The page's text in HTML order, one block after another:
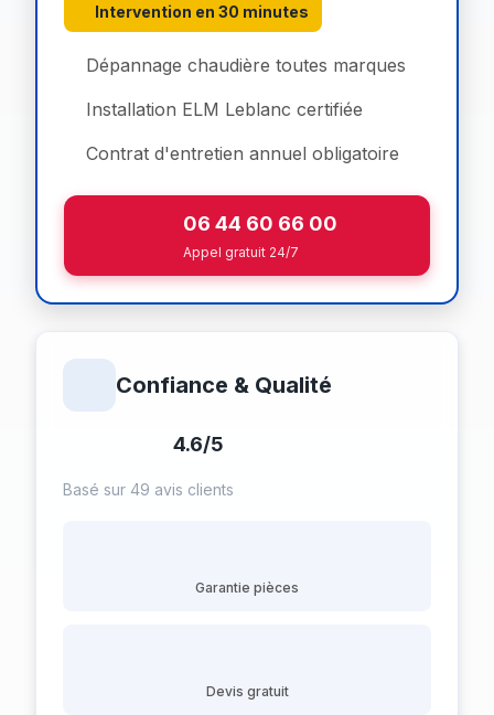
Intervention en 30 minutes
Dépannage chaudière toutes marques
Installation ELM Leblanc certifiée
Contrat d'entretien annuel obligatoire
06 44 60 66 00
Appel gratuit 24/7
Confiance & Qualité
4.6/5
Basé sur 49 avis clients
Garantie pièces
Devis gratuit